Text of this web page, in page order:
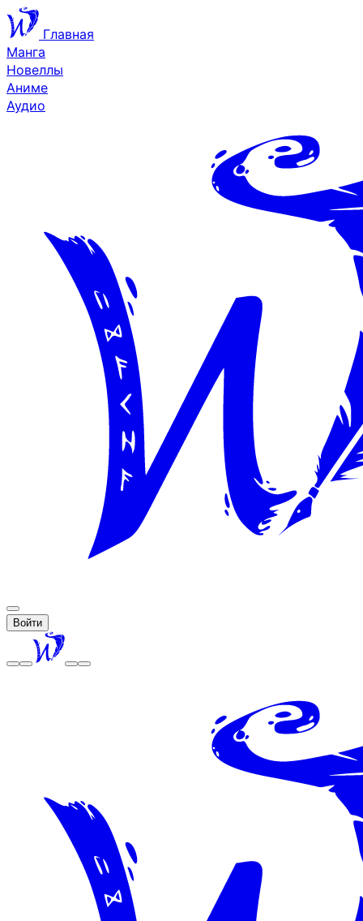
Главная
Манга
Новеллы
Аниме
Аудио
Войти